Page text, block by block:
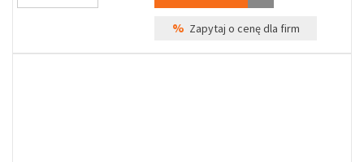
% Zapytaj o cenę dla firm